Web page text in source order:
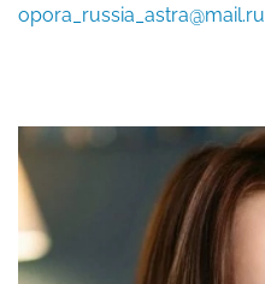
opora_russia_astra@mail.ru